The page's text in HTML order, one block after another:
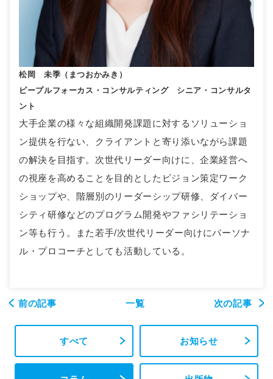
松岡 未季（まつおかみき）
ピープルフォーカス・コンサルティング シニア・コンサルタ
ント
大手企業の様々な組織開発課題に対するソリューショ
ン提供を行ない、クライアントと寄り添いながら課題
の解決を目指す。次世代リーダー向けに、企業経営へ
の視座を高めることを目的としたビジョン策定ワーク
ショップや、階層別のリーダーシップ研修、ダイバー
シティ研修などのプログラム開発やファシリテーショ
ン等も行う。また若手/次世代リーダー向けにパーソナ
ル・プロコーチとしても活動している。
前の記事 一覧 次の記事
すべて お知らせ